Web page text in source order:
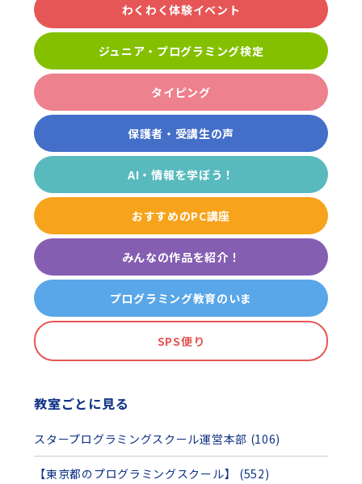
わくわく体験イベント
ジュニア・プログラミング検定
タイピング
保護者・受講生の声
AI・情報を学ぼう！
おすすめのPC講座
みんなの作品を紹介！
プログラミング教育のいま
SPS便り
教室ごとに見る
スタープログラミングスクール運営本部 (106)
【東京都のプログラミングスクール】 (552)